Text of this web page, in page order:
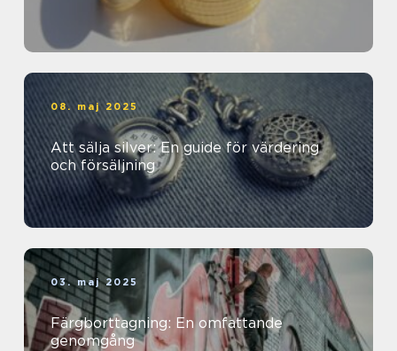
08. maj 2025
Att sälja silver: En guide för värdering
och försäljning
03. maj 2025
Färgborttagning: En omfattande
genomgång